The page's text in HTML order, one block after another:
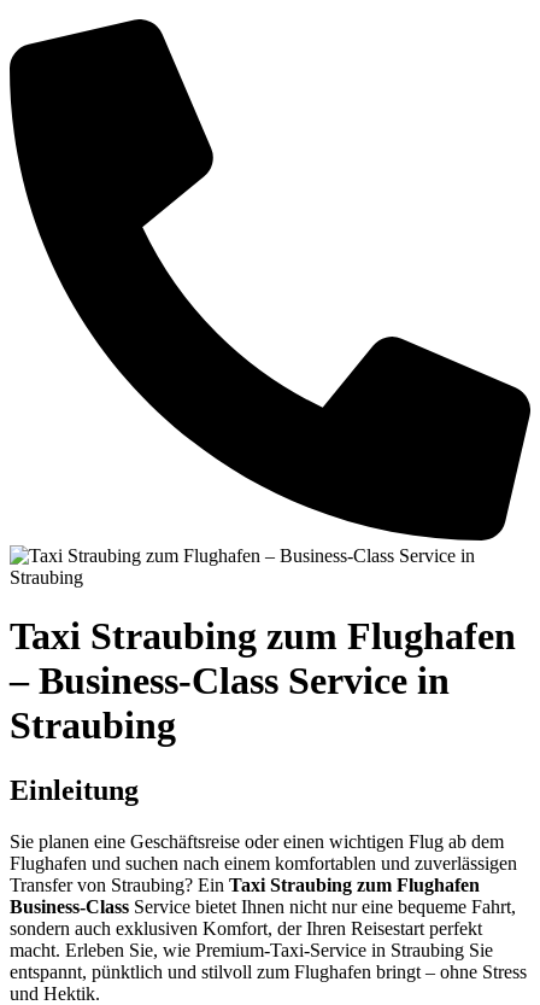
Taxi Straubing zum Flughafen
– Business-Class Service in
Straubing
Einleitung
Sie planen eine Geschäftsreise oder einen wichtigen Flug ab dem
Flughafen und suchen nach einem komfortablen und zuverlässigen
Transfer von Straubing? Ein Taxi Straubing zum Flughafen
Business-Class Service bietet Ihnen nicht nur eine bequeme Fahrt,
sondern auch exklusiven Komfort, der Ihren Reisestart perfekt
macht. Erleben Sie, wie Premium-Taxi-Service in Straubing Sie
entspannt, pünktlich und stilvoll zum Flughafen bringt – ohne Stress
und Hektik.